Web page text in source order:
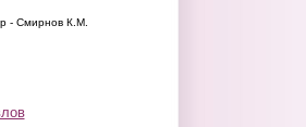
- Смирнов К.М.